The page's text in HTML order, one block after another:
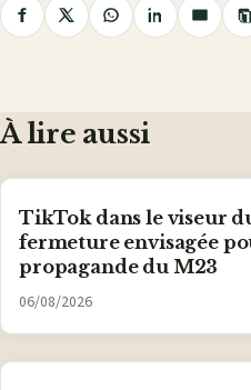
PartagerPartagerPartagerPartager
À lire aussi
TikTok dans le viseur
fermeture envisagée
propagande du M23
06/08/2026